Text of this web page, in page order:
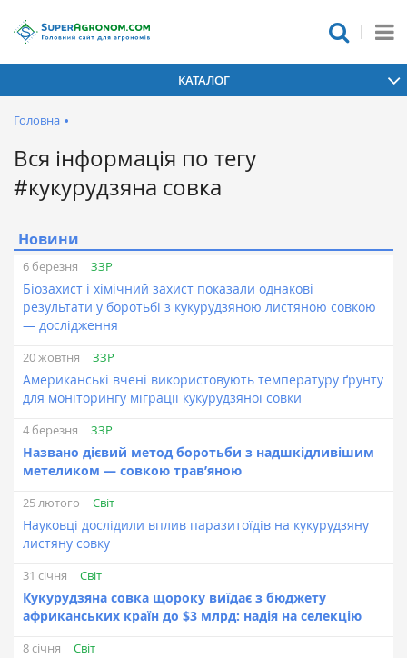
КАТАЛОГ
Головна •
Вся інформація по тегу
#кукурудзяна совка
Новини
6 березня ЗЗР
Біозахист і хімічний захист показали однакові
результати у боротьбі з кукурудзяною листяною совкою
— дослідження
20 жовтня ЗЗР
Американські вчені використовують температуру ґрунту
для моніторингу міграції кукурудзяної совки
4 березня ЗЗР
Названо дієвий метод боротьби з надшкідливішим
метеликом — совкою трав’яною
25 лютого Світ
Науковці дослідили вплив паразитоїдів на кукурудзяну
листяну совку
31 січня Світ
Кукурудзяна совка щороку виїдає з бюджету
африканських країн до $3 млрд: надія на селекцію
8 січня Світ